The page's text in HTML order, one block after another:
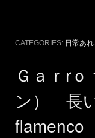
CATEGORIES: 日常あ
Ｇａｒr
ン） 長
flamenco